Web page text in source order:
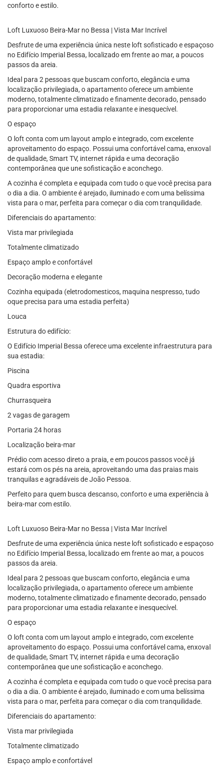
conforto e estilo.
Loft Luxuoso Beira-Mar no Bessa | Vista Mar Incrível
Desfrute de uma experiência única neste loft sofisticado e espaçoso
no Edifício Imperial Bessa, localizado em frente ao mar, a poucos
passos da areia.
Ideal para 2 pessoas que buscam conforto, elegância e uma
localização privilegiada, o apartamento oferece um ambiente
moderno, totalmente climatizado e finamente decorado, pensado
para proporcionar uma estadia relaxante e inesquecível.
O espaço
O loft conta com um layout amplo e integrado, com excelente
aproveitamento do espaço. Possui uma confortável cama, enxoval
de qualidade, Smart TV, internet rápida e uma decoração
contemporânea que une sofisticação e aconchego.
A cozinha é completa e equipada com tudo o que você precisa para
o dia a dia. O ambiente é arejado, iluminado e com uma belíssima
vista para o mar, perfeita para começar o dia com tranquilidade.
Diferenciais do apartamento:
Vista mar privilegiada
Totalmente climatizado
Espaço amplo e confortável
Decoração moderna e elegante
Cozinha equipada (eletrodomesticos, maquina nespresso, tudo
oque precisa para uma estadia perfeita)
Louca
Estrutura do edifício:
O Edifício Imperial Bessa oferece uma excelente infraestrutura para
sua estadia:
Piscina
Quadra esportiva
Churrasqueira
2 vagas de garagem
Portaria 24 horas
Localização beira-mar
Prédio com acesso direto a praia, e em poucos passos você já
estará com os pés na areia, aproveitando uma das praias mais
tranquilas e agradáveis de João Pessoa.
Perfeito para quem busca descanso, conforto e uma experiência à
beira-mar com estilo.
Loft Luxuoso Beira-Mar no Bessa | Vista Mar Incrível
Desfrute de uma experiência única neste loft sofisticado e espaçoso
no Edifício Imperial Bessa, localizado em frente ao mar, a poucos
passos da areia.
Ideal para 2 pessoas que buscam conforto, elegância e uma
localização privilegiada, o apartamento oferece um ambiente
moderno, totalmente climatizado e finamente decorado, pensado
para proporcionar uma estadia relaxante e inesquecível.
O espaço
O loft conta com um layout amplo e integrado, com excelente
aproveitamento do espaço. Possui uma confortável cama, enxoval
de qualidade, Smart TV, internet rápida e uma decoração
contemporânea que une sofisticação e aconchego.
A cozinha é completa e equipada com tudo o que você precisa para
o dia a dia. O ambiente é arejado, iluminado e com uma belíssima
vista para o mar, perfeita para começar o dia com tranquilidade.
Diferenciais do apartamento:
Vista mar privilegiada
Totalmente climatizado
Espaço amplo e confortável